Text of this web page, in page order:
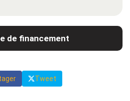
de financement
Tweet